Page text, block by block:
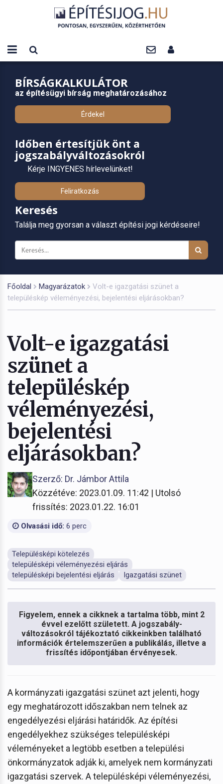
BÍRSÁGKALKULÁTOR
az építésügyi bírság meghatározásához
Érdekel
Időben értesítjük önt a
jogszabályváltozásokról
Kérje INGYENES hírlevelünket!
Feliratkozás
Keresés
Találja meg gyorsan a választ építési jogi kérdéseire!
Főoldal Magyarázatok
Volt-e igazgatási szünet a
településkép véleményezési, bejelentési eljárásokban?
Volt-e igazgatási
szünet a
településkép
véleményezési,
bejelentési
eljárásokban?
Szerző: Dr. Jámbor Attila
Közzétéve: 2023.01.09. 11:42 | Utolsó
frissítés: 2023.01.22. 16:01
Olvasási idő: 6 perc
Településképi kötelezés
településképi véleményezési eljárás
településképi bejelentési eljárás
Igazgatási szünet
Figyelem, ennek a cikknek a tartalma több, mint 2
évvel ezelőtt született. A jogszabály-
változásokról tájékoztató cikkeinkben található
információk értelemszerűen a publikálás, illetve a
frissítés időpontjában érvényesek.
A kormányzati igazgatási szünet azt jelenti, hogy
egy meghatározott időszakban nem telnek az
engedélyezési eljárási határidők. Az építési
engedélyekhez szükséges településképi
véleményeket a legtöbb esetben a települési
önkormányzatok adják ki, amelyek nem kormányzati
igazgatási szervek. A településképi véleményezési,